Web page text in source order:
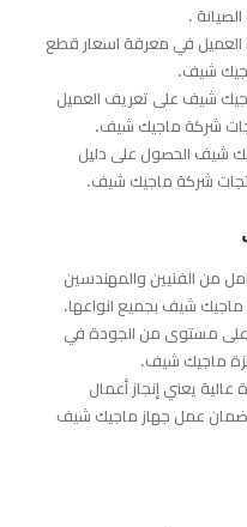
.
في معرفة اسعار قطع
شيف.
شيف على تعريف العميل
شركة ماجيك شيف.
شيف الحصول على دليل
شركة ماجيك شيف.
من الفنيين والمهندسين
شيف بجميع انواعها.
مستوى من الجودة في
ماجيك شيف.
يعني إنجاز أعمال
وضمان عمل جهاز ماجيك شيف